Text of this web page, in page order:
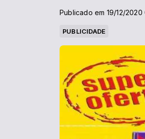
Publicado em 19/12/2020
PUBLICIDADE